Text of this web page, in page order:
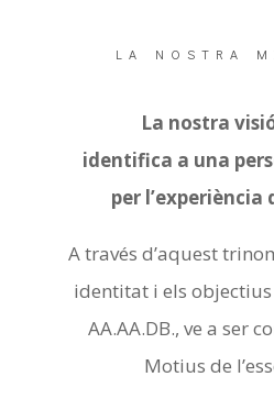
LA NOSTRA
La nostra
identifica a una
per l’experiència
A través d’aquest
identitat i els objectius
AA.AA.DB., ve a ser
Motius de